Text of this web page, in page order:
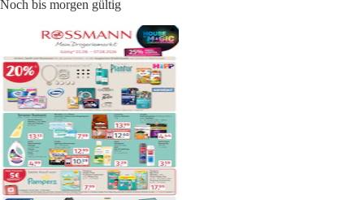
Noch bis morgen gültig